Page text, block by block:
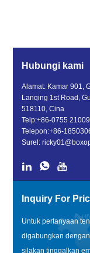
Hubungi kami
Alamat: Kamar 901,
Lanqing 1st Road,
518110, Cina
Telp:+86-0755
Telepon:+86-
Surel:
Inquiry For
Untuk pertanyaan
digabungkan
silakan tinggalkan